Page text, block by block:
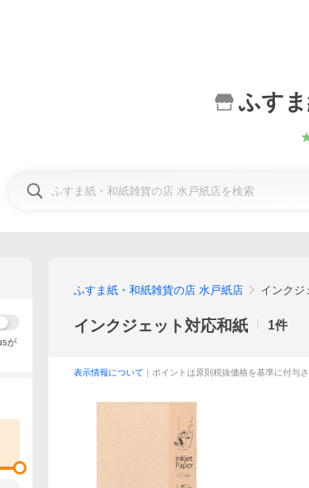
ふす
ふすま紙・和紙雑貨の店 水戸紙店 インクジ
インクジェット対応和紙 1件
表示情報について ｜ポイントは原則税抜価格を基準に付与
が